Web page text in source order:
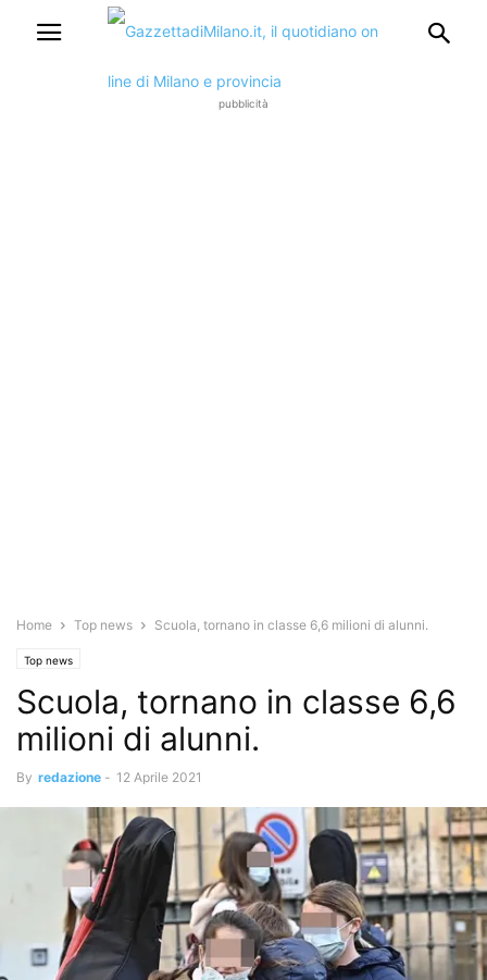
pubblicità
Home Top news Scuola, tornano in classe 6,6 milioni di alunni.
Top news
Scuola, tornano in classe 6,6
milioni di alunni.
By redazione - 12 Aprile 2021